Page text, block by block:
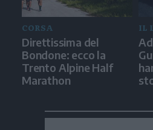
CORSA
Direttissima del
Bondone: ecco la
Trento Alpine Half
Marathon
IL